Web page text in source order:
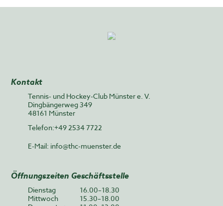
Kontakt
Tennis- und Hockey-Club Münster e. V.
Dingbängerweg 349
48161 Münster
Telefon:+49 2534 7722
E-Mail: info@thc-muenster.de
Öffnungszeiten Geschäftsstelle
Dienstag
16.00–18.30
Mittwoch
15.30–18.00